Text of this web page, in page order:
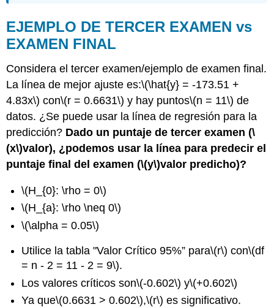
EJEMPLO DE TERCER EXAMEN vs
EXAMEN FINAL
Considera el tercer examen/ejemplo de examen final.
La línea de mejor ajuste es:\(\hat{y} = -173.51 +
4.83x\) con\(r = 0.6631\) y hay puntos\(n = 11\) de
datos. ¿Se puede usar la línea de regresión para la
predicción? Dado un puntaje de tercer examen (\
(x\)valor), ¿podemos usar la línea para predecir el
puntaje final del examen (\(y\)valor predicho)?
\(H_{0}: \rho = 0\)
\(H_{a}: \rho \neq 0\)
\(\alpha = 0.05\)
Utilice la tabla "Valor Crítico 95%” para\(r\) con\(df
= n - 2 = 11 - 2 = 9\).
Los valores críticos son\(-0.602\) y\(+0.602\)
Ya que\(0.6631 > 0.602\),\(r\) es significativo.